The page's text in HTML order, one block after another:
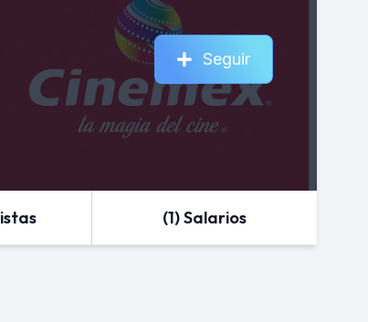
Seguir
(1) Salarios